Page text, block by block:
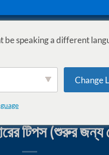
টিপস (শুরুর জন্য
be speaking a different
Change